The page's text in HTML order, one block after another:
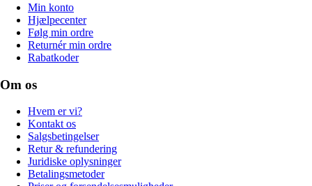
Min konto
Hjælpecenter
Følg min ordre
Returnér min ordre
Rabatkoder
Om os
Hvem er vi?
Kontakt os
Salgsbetingelser
Retur & refundering
Juridiske oplysninger
Betalingsmetoder